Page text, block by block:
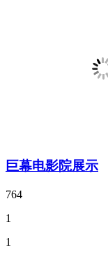
巨幕电影院展示
764
1
1